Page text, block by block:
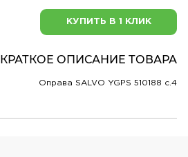
КУПИТЬ В 1 КЛИК
КРАТКОЕ ОПИСАНИЕ ТОВАРА
Оправа SALVO YGPS 510188 c.4